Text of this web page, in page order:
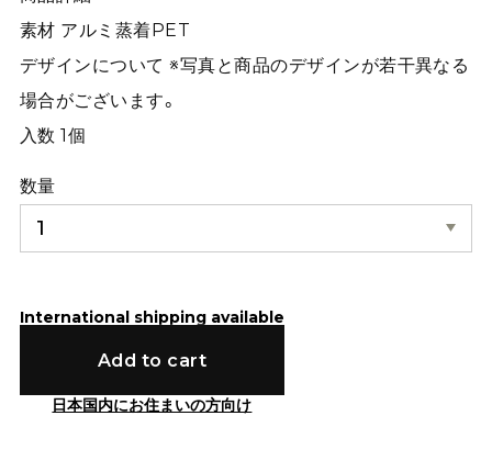
素材 アルミ蒸着PET
デザインについて ※写真と商品のデザインが若干異なる
場合がございます。
入数 1個
数量
International shipping available
Add to cart
日本国内にお住まいの方向け